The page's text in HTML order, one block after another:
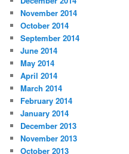
November 2014
October 2014
September 2014
June 2014
May 2014
April 2014
March 2014
February 2014
January 2014
December 2013
November 2013
October 2013